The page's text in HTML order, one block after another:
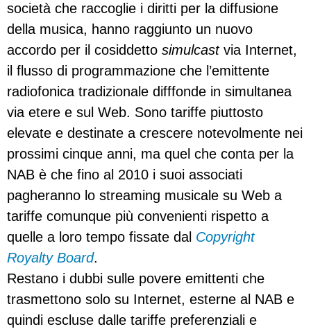
società che raccoglie i diritti per la diffusione
della musica, hanno raggiunto un nuovo
accordo per il cosiddetto simulcastvia Internet,
il flusso di programmazione che l’emittente
radiofonica tradizionale difffonde in simultanea
via etere e sul Web. Sono tariffe piuttosto
elevate e destinate a crescere notevolmente nei
prossimi cinque anni, ma quel che conta per la
NAB è che fino al 2010 i suoi associati
pagheranno lo streaming musicale su Web a
tariffe comunque più convenienti rispetto a
quelle a loro tempo fissate dal Copyright
Royalty Board.
Restano i dubbi sulle povere emittenti che
trasmettono solo su Internet, esterne al NAB e
quindi escluse dalle tariffe preferenziali e